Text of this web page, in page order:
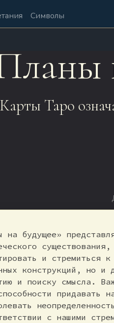
Символы
Карты Таро
на будущее»
и стремиться
конструкций, но и
и поиску смысла.
придавать
с нашими